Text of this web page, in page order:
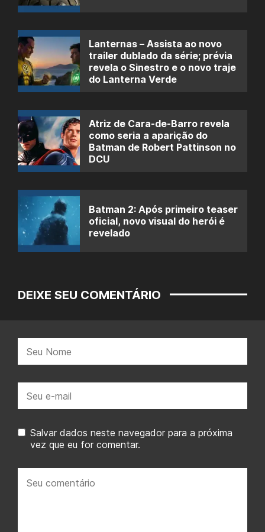
Lanternas – Assista ao novo
trailer dublado da série; prévia
revela o Sinestro e o novo traje
do Lanterna Verde
Atriz de Cara-de-Barro revela
como seria a aparição do
Batman de Robert Pattinson no
DCU
Batman 2: Após primeiro teaser
oficial, novo visual do herói é
revelado
DEIXE SEU COMENTÁRIO
mail:
Salvar dados neste navegador para a próxima
vez que eu for comentar.
comentário: